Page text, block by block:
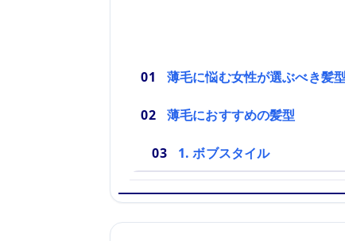
薄毛に悩む女性が選ぶべき髪
薄毛におすすめの髪型
1. ボブスタイル